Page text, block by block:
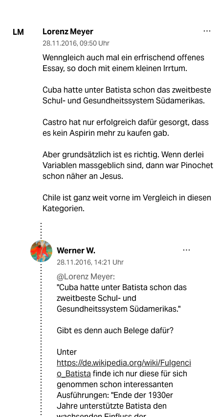
LM Lorenz Meyer
28.11.2016, 09:50 Uhr
Wenngleich auch mal ein erfrischend offenes
Essay, so doch mit einem kleinen Irrtum.
Cuba hatte unter Batista schon das zweitbeste
Schul- und Gesundheitssystem Südamerikas.
Castro hat nur erfolgreich dafür gesorgt, dass
es kein Aspirin mehr zu kaufen gab.
Aber grundsätzlich ist es richtig. Wenn derlei
Variablen massgeblich sind, dann war Pinochet
schon näher an Jesus.
Chile ist ganz weit vorne im Vergleich in diesen
Kategorien.
Werner W.
28.11.2016, 14:21 Uhr
@Lorenz Meyer:
"Cuba hatte unter Batista schon das
zweitbeste Schul- und
Gesundheitssystem Südamerikas."
Gibt es denn auch Belege dafür?
Unter
https://de.wikipedia.org/wiki/Fulgenci
o_Batista finde ich nur diese für sich
genommen schon interessanten
Ausführungen: "Ende der 1930er
Jahre unterstützte Batista den